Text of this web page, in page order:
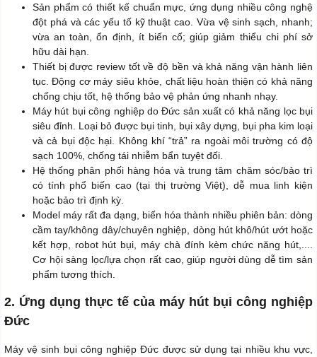
Sản phẩm có thiết kế chuẩn mực, ứng dụng nhiều công nghệ
đột phá và các yếu tố kỹ thuật cao. Vừa vệ sinh sạch, nhanh;
vừa an toàn, ổn định, ít biến cố; giúp giảm thiểu chi phí sở
hữu dài hạn.
Thiết bị được review tốt về độ bền và khả năng vận hành liên
tục. Động cơ máy siêu khỏe, chất liệu hoàn thiện có khả năng
chống chịu tốt, hệ thống bảo vệ phản ứng nhanh nhạy.
Máy hút bụi công nghiệp do Đức sản xuất có khả năng lọc bụi
siêu đỉnh. Loại bỏ được bụi tinh, bụi xây dựng, bụi pha kim loại
và cả bụi độc hại. Không khí “trả” ra ngoài môi trường có độ
sạch 100%, chống tái nhiễm bẩn tuyệt đối.
Hệ thống phân phối hàng hóa và trung tâm chăm sóc/bảo trì
có tính phổ biến cao (tại thị trường Việt), dễ mua linh kiện
hoặc bảo trì định kỳ.
Model máy rất đa dạng, biến hóa thành nhiều phiên bản: dòng
cầm tay/không dây/chuyên nghiệp, dòng hút khô/hút ướt hoặc
kết hợp, robot hút bụi, máy chà đính kèm chức năng hút,....
Cơ hội sàng lọc/lựa chọn rất cao, giúp người dùng dễ tìm sản
phẩm tương thích.
2. Ứng dụng thực tế của máy hút bụi công nghiệp
Đức
Máy vệ sinh bụi công nghiệp Đức được sử dụng tại nhiều khu vực,